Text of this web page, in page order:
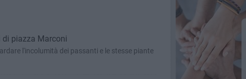
di piazza Marconi
l'incolumità dei passanti e le stesse piante